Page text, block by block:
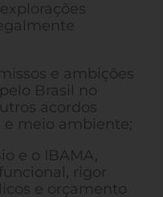
e ambições
Brasil no
acordos
meio ambiente;
e o IBAMA,
rigor
e orçamento